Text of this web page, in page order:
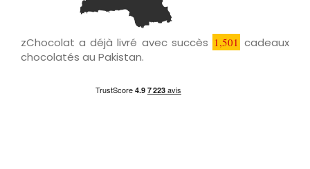
zChocolat a déjà livré avec succès 1,501 cadeaux
chocolatés au Pakistan.